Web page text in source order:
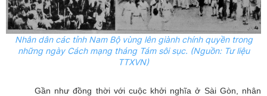
Nhân dân các tỉnh Nam Bộ vùng lên giành chính quyền trong
những ngày Cách mạng tháng Tám sôi sục. (Nguồn: Tư liệu
TTXVN)
Gần như đồng thời với cuộc khởi nghĩa ở Sài Gòn, nhân